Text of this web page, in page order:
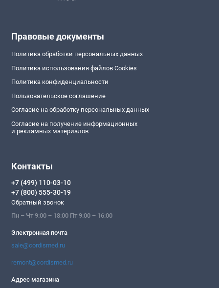
Правовые документы
Политика обработки персональных данных
Политика использования файлов Cookies
Политика конфиденциальности
Пользовательское соглашение
Согласие на обработку персональных данных
Согласие на получение информационных
и рекламных материалов
Контакты
+7 (499) 110-03-10
+7 (800) 555-30-19
Обратный звонок
Пн – Чт 9:00 – 18:00 Пт 9:00 – 16:00
Электронная почта
sale@cordismed.ru
remont@cordismed.ru
Адрес магазина